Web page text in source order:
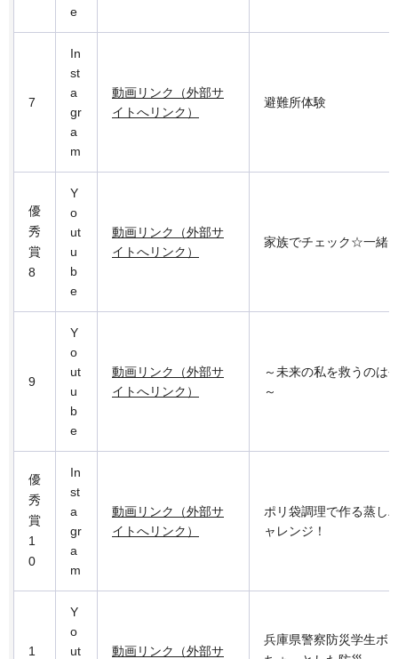
e
7
In
st
a
gr
a
m
動画リンク（外部サ
イトへリンク）
避難所体験
優
秀
賞
8
Y
o
ut
u
b
e
動画リンク（外部サ
イトへリンク）
家族でチェック☆一緒
9
Y
o
ut
u
b
e
動画リンク（外部サ
イトへリンク）
～未来の私を救うのは
～
優
秀
賞
1
0
In
st
a
gr
a
m
動画リンク（外部サ
イトへリンク）
ポリ袋調理で作る蒸し
ャレンジ！
1
Y
o
ut
動画リンク（外部サ
兵庫県警察防災学生ボ